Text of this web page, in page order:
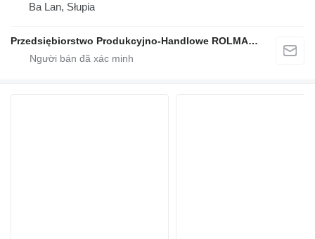
Ba Lan, Słupia
Przedsiębiorstwo Produkcyjno-Handlowe ROLMAPOL Marcin Dziekan